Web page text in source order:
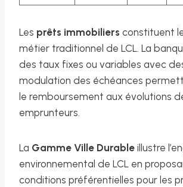
Les prêts immobiliers constituent
métier traditionnel de LCL. La
des taux fixes ou variables avec
modulation des échéances
le remboursement aux évolutions
emprunteurs.
La Gamme Ville Durable illustre
environnemental de LCL en
conditions préférentielles pour les